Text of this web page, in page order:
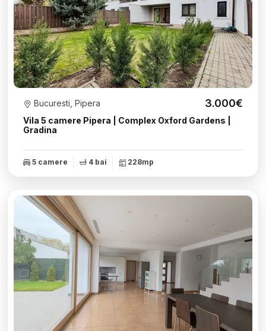
Vila 5 camere Pipera | Complex Oxford Gardens |
Gradina
Bucuresti, Pipera 3.000€
5 camere 4 bai 228mp